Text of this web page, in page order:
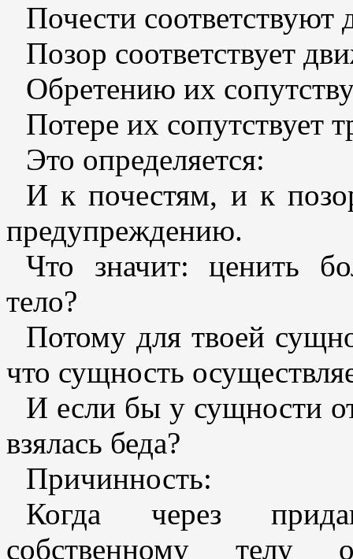
Почести
Позор соответствует
Обретению их
Потере их сопутствует
Это определяется:
И к почестям, и к
предупреждению.
Что значит: ценить
тело?
Потому для твоей
что сущность
И если бы у сущности
взялась беда?
Причинность:
Когда через
собственному телу